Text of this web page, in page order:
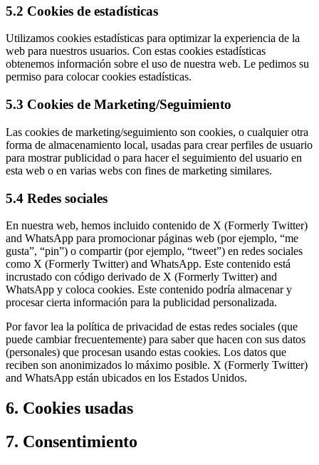
5.2 Cookies de estadísticas
Utilizamos cookies estadísticas para optimizar la experiencia de la
web para nuestros usuarios. Con estas cookies estadísticas
obtenemos información sobre el uso de nuestra web. Le pedimos su
permiso para colocar cookies estadísticas.
5.3 Cookies de Marketing/Seguimiento
Las cookies de marketing/seguimiento son cookies, o cualquier otra
forma de almacenamiento local, usadas para crear perfiles de usuario
para mostrar publicidad o para hacer el seguimiento del usuario en
esta web o en varias webs con fines de marketing similares.
5.4 Redes sociales
En nuestra web, hemos incluido contenido de X (Formerly Twitter)
and WhatsApp para promocionar páginas web (por ejemplo, “me
gusta”, “pin”) o compartir (por ejemplo, “tweet”) en redes sociales
como X (Formerly Twitter) and WhatsApp. Este contenido está
incrustado con código derivado de X (Formerly Twitter) and
WhatsApp y coloca cookies. Este contenido podría almacenar y
procesar cierta información para la publicidad personalizada.
Por favor lea la política de privacidad de estas redes sociales (que
puede cambiar frecuentemente) para saber que hacen con sus datos
(personales) que procesan usando estas cookies. Los datos que
reciben son anonimizados lo máximo posible. X (Formerly Twitter)
and WhatsApp están ubicados en los Estados Unidos.
6. Cookies usadas
7. Consentimiento